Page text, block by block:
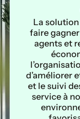
La solution
faire
agents et
d’améliorer
et le suivi
service à